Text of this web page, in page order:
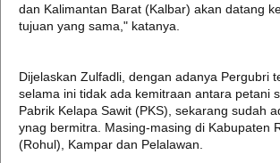
dan Kalimantan Barat (Kalbar) akan datang
tujuan yang sama," katanya.
Dijelaskan Zulfadli, dengan adanya Pergubri
selama ini tidak ada kemitraan antara petani
Pabrik Kelapa Sawit (PKS), sekarang sudah
ynag bermitra. Masing-masing di Kabupaten
(Rohul), Kampar dan Pelalawan.